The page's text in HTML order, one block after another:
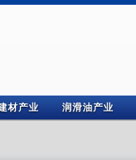
材产业 润滑油产业